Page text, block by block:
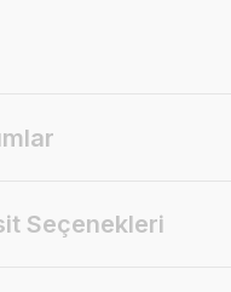
Seçenekleri